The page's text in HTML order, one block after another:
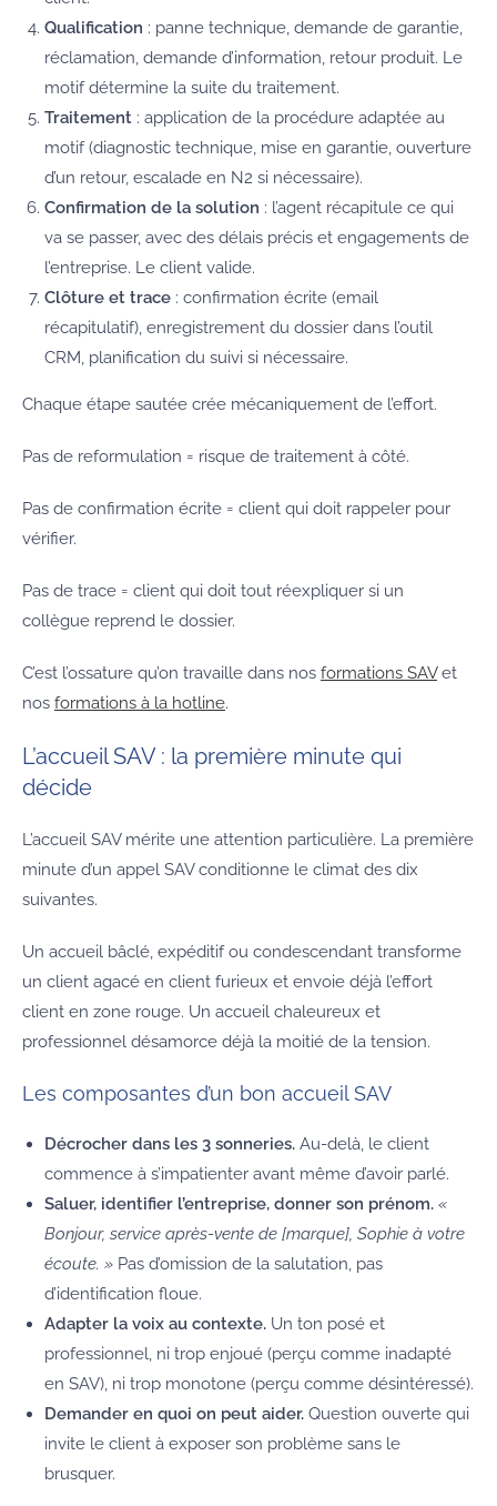
Qualification : panne technique, demande de garantie,
réclamation, demande d’information, retour produit. Le
motif détermine la suite du traitement.
Traitement : application de la procédure adaptée au
motif (diagnostic technique, mise en garantie, ouverture
d’un retour, escalade en N2 si nécessaire).
Confirmation de la solution : l’agent récapitule ce qui
va se passer, avec des délais précis et engagements de
l’entreprise. Le client valide.
Clôture et trace : confirmation écrite (email
récapitulatif), enregistrement du dossier dans l’outil
CRM, planification du suivi si nécessaire.
Chaque étape sautée crée mécaniquement de l’effort.
Pas de reformulation = risque de traitement à côté.
Pas de confirmation écrite = client qui doit rappeler pour
vérifier.
Pas de trace = client qui doit tout réexpliquer si un
collègue reprend le dossier.
C’est l’ossature qu’on travaille dans nos formations SAVet
nos formations à la hotline.
L’accueil SAV : la première minute qui
décide
L’accueil SAV mérite une attention particulière. La première
minute d’un appel SAV conditionne le climat des dix
suivantes.
Un accueil bâclé, expéditif ou condescendant transforme
un client agacé en client furieux et envoie déjà l’effort
client en zone rouge. Un accueil chaleureux et
professionnel désamorce déjà la moitié de la tension.
Les composantes d’un bon accueil SAV
Décrocher dans les 3 sonneries. Au-delà, le client
commence à s’impatienter avant même d’avoir parlé.
Saluer, identifier l’entreprise, donner son prénom. «
Bonjour, service après-vente de [marque], Sophie à votre
écoute. » Pas d’omission de la salutation, pas
d’identification floue.
Adapter la voix au contexte. Un ton posé et
professionnel, ni trop enjoué (perçu comme inadapté
en SAV), ni trop monotone (perçu comme désintéressé).
Demander en quoi on peut aider. Question ouverte qui
invite le client à exposer son problème sans le
brusquer.